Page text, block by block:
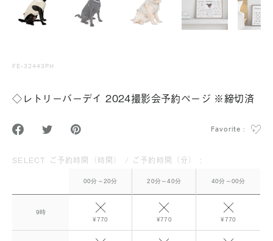
FE-32443PH
◇レトリーバーデイ 2024撮影会予約ページ ※締切済
Favorite :
SELECT ご予約時間（時間） / ご予約時間（分） :
00分～20分 20分～40分 40分～00分
9時
¥770
¥770 ¥770